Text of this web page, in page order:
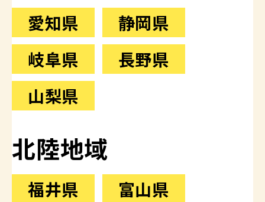
愛知県
静岡県
岐阜県
長野県
山梨県
北陸地域
福井県
富山県